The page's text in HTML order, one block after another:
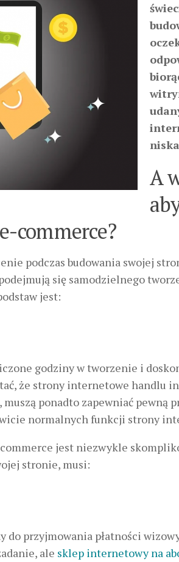
A
commerce?
podczas budowania swojej
się samodzielnego
jest:
godziny w tworzenie i
że strony internetowe handlu
ponadto zapewniać pewną
normalnych funkcji strony
jest niezwykle
stronie, musi:
przyjmowania płatności
ale sklep internetowy na